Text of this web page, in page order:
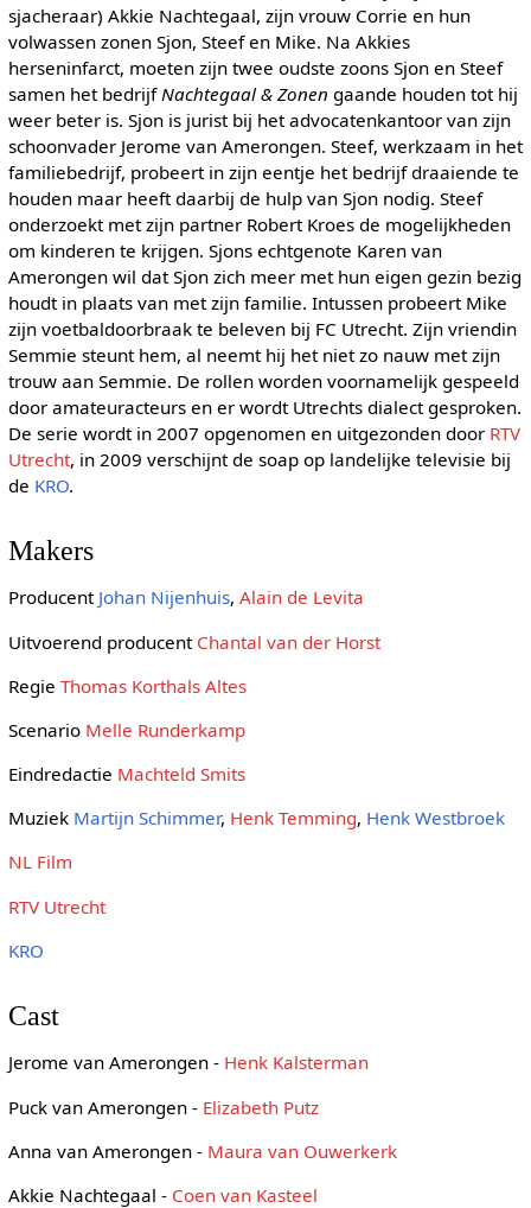
sjacheraar) Akkie Nachtegaal, zijn vrouw Corrie en hun
volwassen zonen Sjon, Steef en Mike. Na Akkies
herseninfarct, moeten zijn twee oudste zoons Sjon en Steef
samen het bedrijf Nachtegaal & Zonen gaande houden tot hij
weer beter is. Sjon is jurist bij het advocatenkantoor van zijn
schoonvader Jerome van Amerongen. Steef, werkzaam in het
familiebedrijf, probeert in zijn eentje het bedrijf draaiende te
houden maar heeft daarbij de hulp van Sjon nodig. Steef
onderzoekt met zijn partner Robert Kroes de mogelijkheden
om kinderen te krijgen. Sjons echtgenote Karen van
Amerongen wil dat Sjon zich meer met hun eigen gezin bezig
houdt in plaats van met zijn familie. Intussen probeert Mike
zijn voetbaldoorbraak te beleven bij FC Utrecht. Zijn vriendin
Semmie steunt hem, al neemt hij het niet zo nauw met zijn
trouw aan Semmie. De rollen worden voornamelijk gespeeld
door amateuracteurs en er wordt Utrechts dialect gesproken.
De serie wordt in 2007 opgenomen en uitgezonden door RTV
Utrecht, in 2009 verschijnt de soap op landelijke televisie bij
de KRO.
Makers
Producent Johan Nijenhuis, Alain de Levita
Uitvoerend producent Chantal van der Horst
Regie Thomas Korthals Altes
Scenario Melle Runderkamp
Eindredactie Machteld Smits
Muziek Martijn Schimmer, Henk Temming, Henk Westbroek
NL Film
RTV Utrecht
KRO
Cast
Jerome van Amerongen - Henk Kalsterman
Puck van Amerongen - Elizabeth Putz
Anna van Amerongen - Maura van Ouwerkerk
Akkie Nachtegaal - Coen van Kasteel